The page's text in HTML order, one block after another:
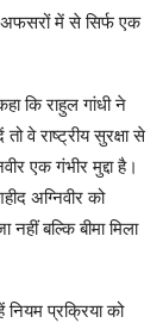
में से सिर्फ एक
कि राहुल गांधी ने
वे राष्ट्रीय सुरक्षा से
एक गंभीर मुद्दा है।
अग्निवीर को
बल्कि बीमा मिला
प्रक्रिया को